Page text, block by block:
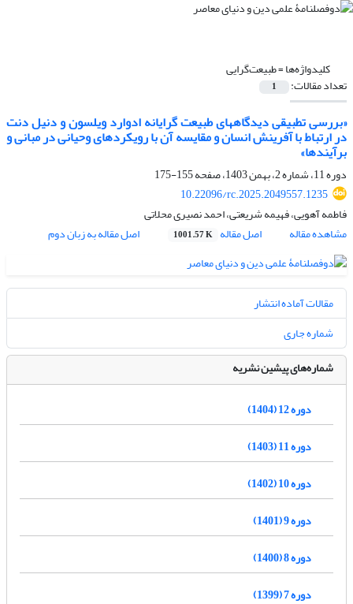
کلیدواژه‌ها =طبیعت‌گرایی
تعداد مقالات: 1
«بررسی تطبیقی دیدگاههای طبیعت گرایانه ادوارد ویلسون و دنیل دنت
در ارتباط با آفرینش انسان و مقایسه آن با رویکردهای وحیانی در مبانی و
برآیندها»
دوره 11، شماره 2، بهمن 1403، صفحه
155-175
10.22096/rc.2025.2049557.1235
فاطمه آهویی، فهیمه شریعتی، احمد نصیری محلاتی
مشاهده مقاله
اصل مقاله 1001.57 K اصل مقاله به زبان دوم
مقالات آماده انتشار
شماره جاری
شماره‌های پیشین نشریه
دوره 12 (1404)
دوره 11 (1403)
دوره 10 (1402)
دوره 9 (1401)
دوره 8 (1400)
دوره 7 (1399)